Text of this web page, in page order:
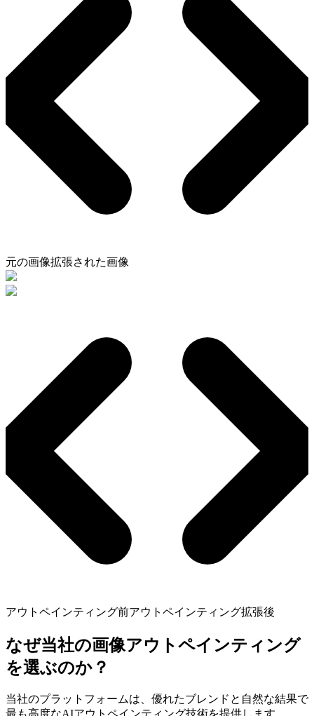
元の画像拡張された画像
アウトペインティング前アウトペインティング拡張後
なぜ当社の画像アウトペインティング
を選ぶのか？
当社のプラットフォームは、優れたブレンドと自然な結果で